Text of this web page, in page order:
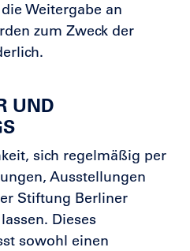
Weitergabe an
zum Zweck der
UND
sich regelmäßig per
Ausstellungen
Stiftung Berliner
Dieses
sowohl einen